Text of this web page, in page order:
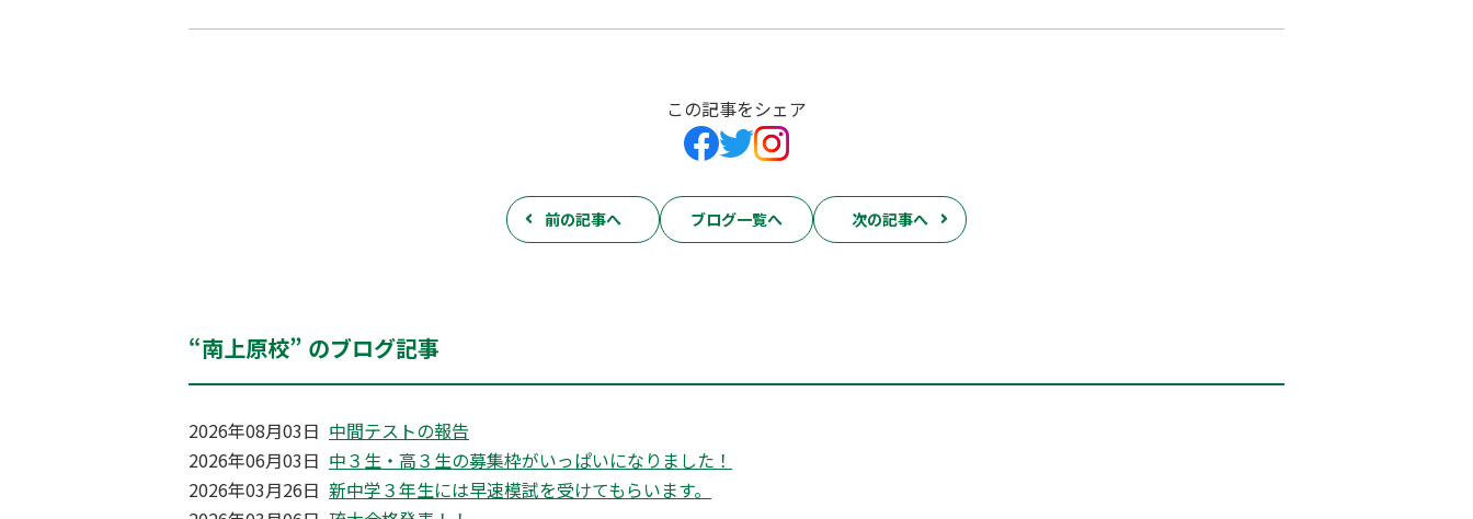
この記事をシェア
前の記事へ ブログ一覧へ 次の記事へ
“南上原校” のブログ記事
2026年08月03日 中間テストの報告
2026年06月03日 中３生・高３生の募集枠がいっぱいになりました！
2026年03月26日 新中学３年生には早速模試を受けてもらいます。